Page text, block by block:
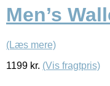
Men’s
(Læs mere)
1199 kr. (Vis fragtpris)